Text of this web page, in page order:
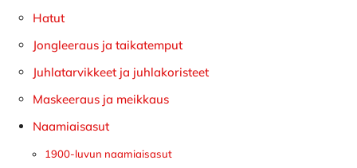
Hatut
Jongleeraus ja taikatemput
Juhlatarvikkeet ja juhlakoristeet
Maskeeraus ja meikkaus
Naamiaisasut
1900-luvun naamiaisasut